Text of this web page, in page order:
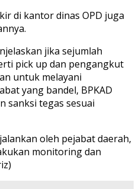
di kantor dinas OPD juga
jika sejumlah
pick up dan pengangkut
untuk melayani
yang bandel, BPKAD
sanksi tegas sesuai
oleh pejabat daerah,
monitoring dan